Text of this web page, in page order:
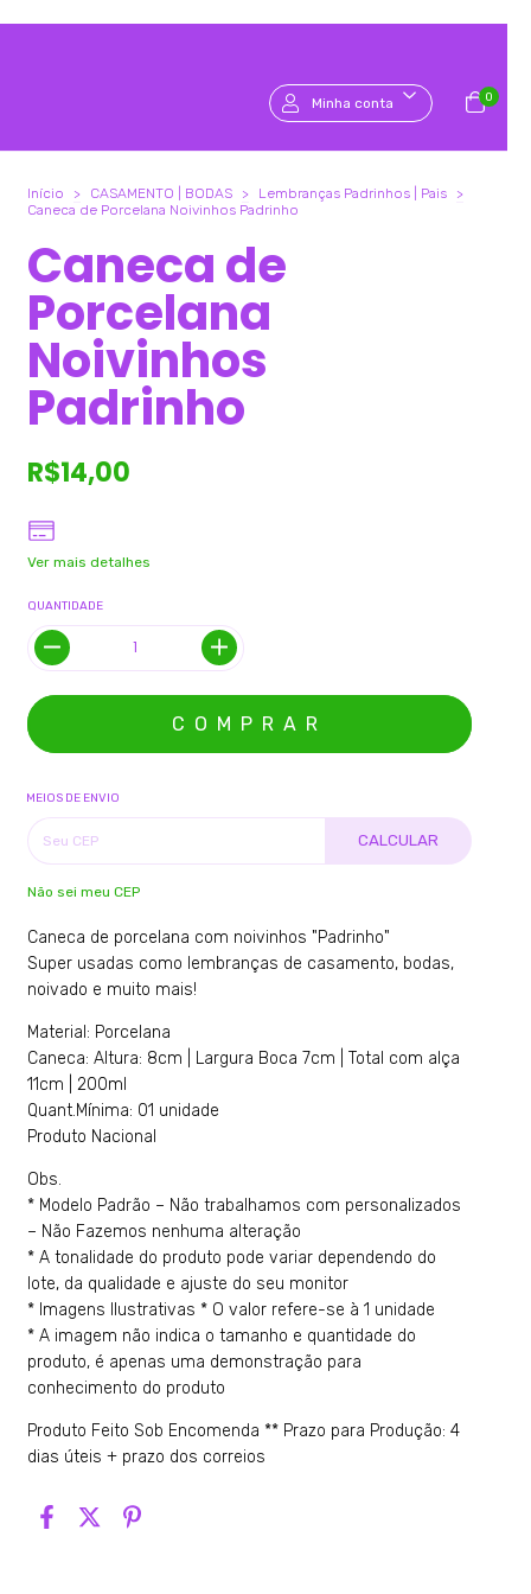
Minha conta 0
Início > CASAMENTO | BODAS > Lembranças Padrinhos | Pais
>
Caneca de Porcelana Noivinhos Padrinho
Caneca de
Porcelana
Noivinhos
Padrinho
R$14,00
Ver mais detalhes
QUANTIDADE
MEIOS DE ENVIO
CALCULAR
Não sei meu CEP
Caneca de porcelana com noivinhos "Padrinho"
Super usadas como lembranças de casamento, bodas,
noivado e muito mais!
Material: Porcelana
Caneca: Altura: 8cm | Largura Boca 7cm | Total com alça
11cm | 200ml
Quant.Mínima: 01 unidade
Produto Nacional
Obs.
* Modelo Padrão – Não trabalhamos com personalizados
– Não Fazemos nenhuma alteração
* A tonalidade do produto pode variar dependendo do
lote, da qualidade e ajuste do seu monitor
* Imagens Ilustrativas * O valor refere-se à 1 unidade
* A imagem não indica o tamanho e quantidade do
produto, é apenas uma demonstração para
conhecimento do produto
Produto Feito Sob Encomenda ** Prazo para Produção: 4
dias úteis + prazo dos correios